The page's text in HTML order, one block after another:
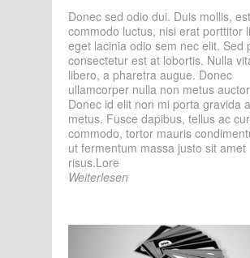
Donec sed odio dui. Duis mollis,
commodo luctus, nisi erat porttitor
eget lacinia odio sem nec elit. Sed
consectetur est at lobortis. Nulla
libero, a pharetra augue. Donec
ullamcorper nulla non metus
Donec id elit non mi porta gravida
metus. Fusce dapibus, tellus ac
commodo, tortor mauris
ut fermentum massa justo sit amet
risus.Lore
Weiterlesen